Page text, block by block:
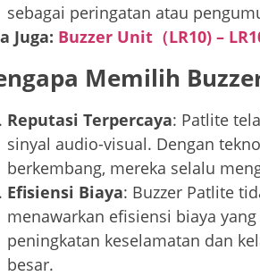
sebagai peringatan atau
Juga: Buzzer Unit（LR10) –
Memilih
Reputasi Terpercaya: Patlite
sinyal audio-visual. Dengan
berkembang, mereka selalu
Efisiensi Biaya: Buzzer Patlite
menawarkan efisiensi biaya
peningkatan keselamatan dan
besar.